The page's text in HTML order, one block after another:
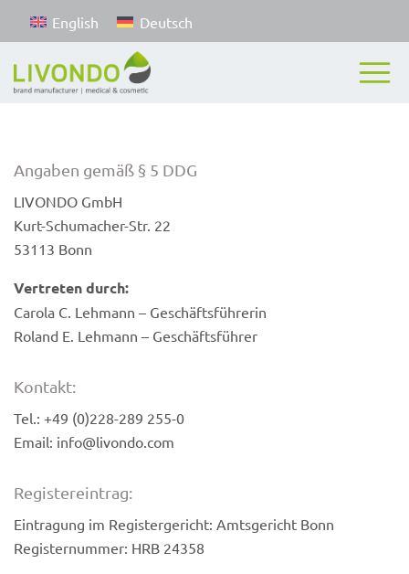
English Deutsch
Angaben gemäß § 5 DDG
LIVONDO GmbH
Kurt-Schumacher-Str. 22
53113 Bonn
Vertreten durch:
Carola C. Lehmann – Geschäftsführerin
Roland E. Lehmann – Geschäftsführer
Kontakt:
Tel.: +49 (0)228-289 255-0
Email: info@livondo.com
Registereintrag:
Eintragung im Registergericht: Amtsgericht Bonn
Registernummer: HRB 24358